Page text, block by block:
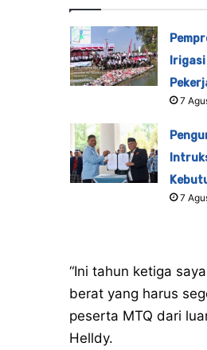
Irigasi
7
7
“Ini tahun ketiga
berat yang harus
peserta MTQ dari
Helldy.